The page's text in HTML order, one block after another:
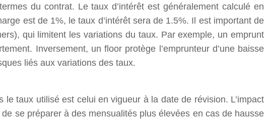
du contrat. Le taux d’intérêt est généralement calculé en
est de 1%, le taux d’intérêt sera de 1.5%. Il est important de
qui limitent les variations du taux. Par exemple, un emprunt
Inversement, un floor protège l’emprunteur d’une baisse
liés aux variations des taux.
taux utilisé est celui en vigueur à la date de révision. L’impact
se préparer à des mensualités plus élevées en cas de hausse